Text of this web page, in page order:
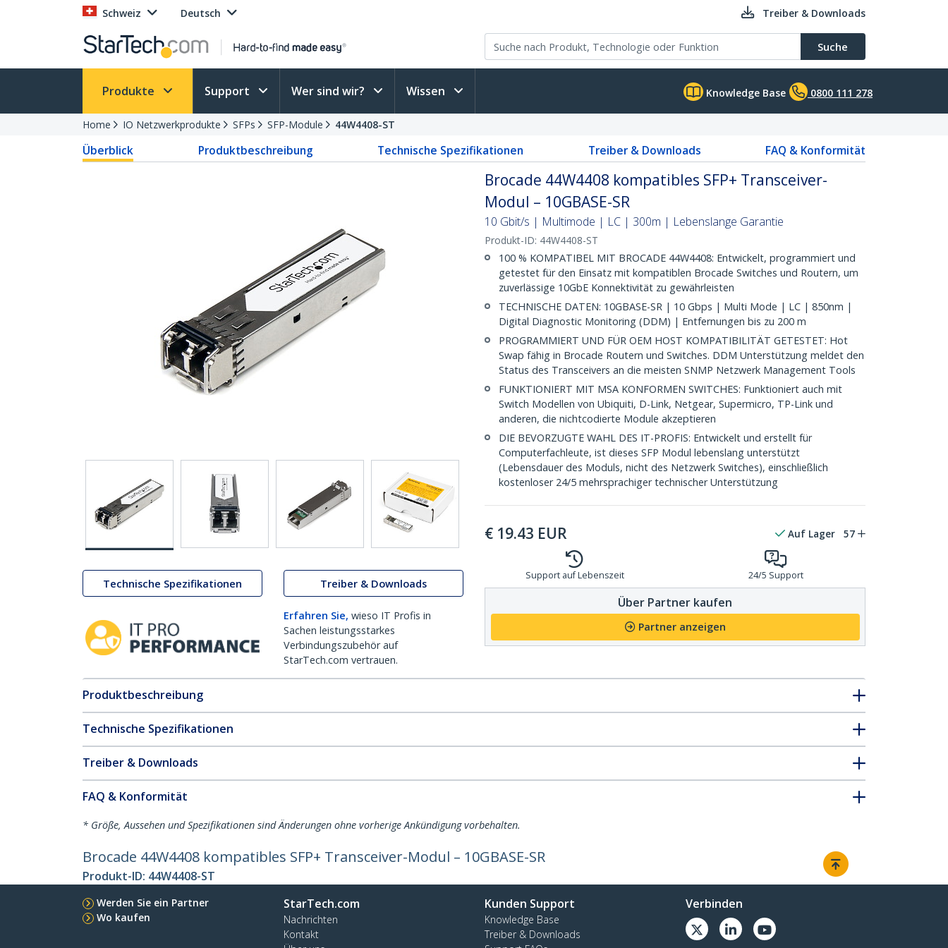
Schweiz Deutsch Treiber & Downloads
Suche
Produkte Support Wer sind wir? Wissen Knowledge Base 0800 111 278
Home IO Netzwerkprodukte SFPs SFP-Module 44W4408-ST
Überblick Produktbeschreibung Technische Spezifikationen Treiber & Downloads FAQ & Konformität
Technische Spezifikationen Treiber & Downloads
Erfahren Sie, wieso IT Profis in
Sachen leistungsstarkes
Verbindungszubehör auf
StarTech.com vertrauen.
Brocade 44W4408 kompatibles SFP+ Transceiver-
Modul – 10GBASE-SR
10 Gbit/s | Multimode | LC | 300m | Lebenslange Garantie
Produkt-ID: 44W4408-ST
100 % KOMPATIBEL MIT BROCADE 44W4408: Entwickelt, programmiert und
getestet für den Einsatz mit kompatiblen Brocade Switches und Routern, um
zuverlässige 10GbE Konnektivität zu gewährleisten
TECHNISCHE DATEN: 10GBASE-SR | 10 Gbps | Multi Mode | LC | 850nm |
Digital Diagnostic Monitoring (DDM) | Entfernungen bis zu 200 m
PROGRAMMIERT UND FÜR OEM HOST KOMPATIBILITÄT GETESTET: Hot
Swap fähig in Brocade Routern und Switches. DDM Unterstützung meldet den
Status des Transceivers an die meisten SNMP Netzwerk Management Tools
FUNKTIONIERT MIT MSA KONFORMEN SWITCHES: Funktioniert auch mit
Switch Modellen von Ubiquiti, D-Link, Netgear, Supermicro, TP-Link und
anderen, die nichtcodierte Module akzeptieren
DIE BEVORZUGTE WAHL DES IT-PROFIS: Entwickelt und erstellt für
Computerfachleute, ist dieses SFP Modul lebenslang unterstützt
(Lebensdauer des Moduls, nicht des Netzwerk Switches), einschließlich
kostenloser 24/5 mehrsprachiger technischer Unterstützung
€ 19.43 EUR Auf Lager 57
Support auf Lebenszeit 24/5 Support
Über Partner kaufen
Partner anzeigen
Produktbeschreibung
Technische Spezifikationen
Treiber & Downloads
FAQ & Konformität
* Größe, Aussehen und Spezifikationen sind Änderungen ohne vorherige Ankündigung vorbehalten.
Brocade 44W4408 kompatibles SFP+ Transceiver-Modul – 10GBASE-SR
Produkt-ID: 44W4408-ST
Werden Sie ein Partner
Wo kaufen
StarTech.com
Nachrichten
Kontakt
Kunden Support
Knowledge Base
Treiber & Downloads
Verbinden